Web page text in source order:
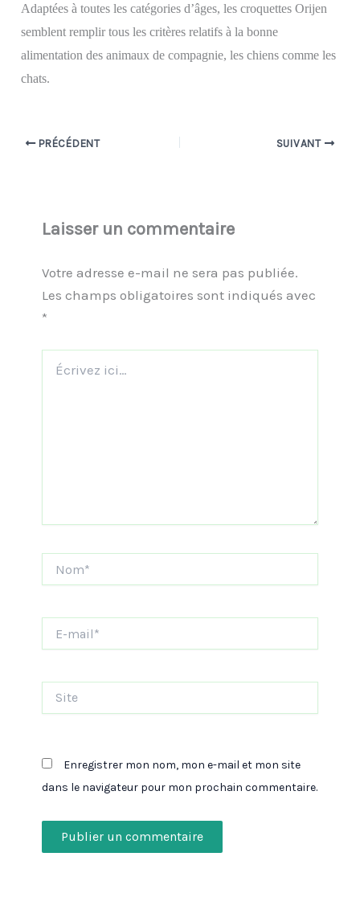
Adaptées à toutes les catégories d’âges, les croquettes Orijen
semblent remplir tous les critères relatifs à la bonne
alimentation des animaux de compagnie, les chiens comme les
chats.
PRÉCÉDENT SUIVANT
Laisser un commentaire
Votre adresse e-mail ne sera pas publiée.
Les champs obligatoires sont indiqués avec
*
ici…
mail*
Enregistrer mon nom, mon e-mail et mon site
dans le navigateur pour mon prochain commentaire.